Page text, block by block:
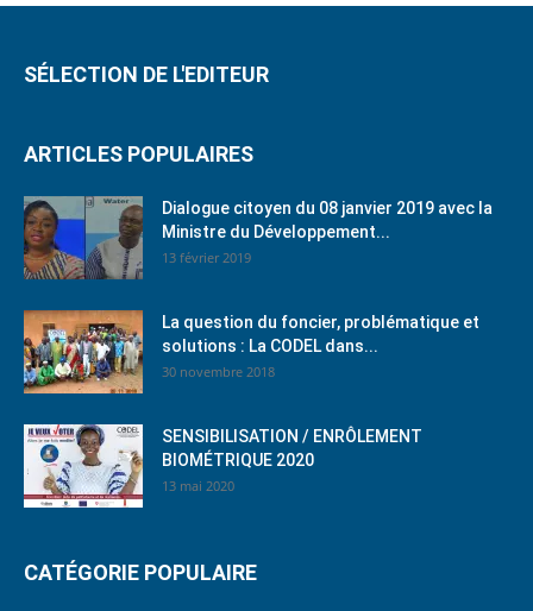
SÉLECTION DE L'EDITEUR
ARTICLES POPULAIRES
Dialogue citoyen du 08 janvier 2019 avec la
Ministre du Développement...
13 février 2019
La question du foncier, problématique et
solutions : La CODEL dans...
30 novembre 2018
SENSIBILISATION / ENRÔLEMENT
BIOMÉTRIQUE 2020
13 mai 2020
CATÉGORIE POPULAIRE